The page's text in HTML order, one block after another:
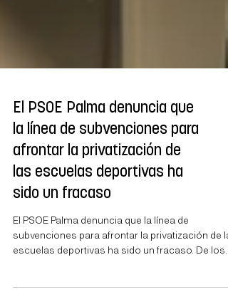
El PSOE Palma denuncia que
la línea de subvenciones para
las escuelas deportivas ha
sido un fracaso